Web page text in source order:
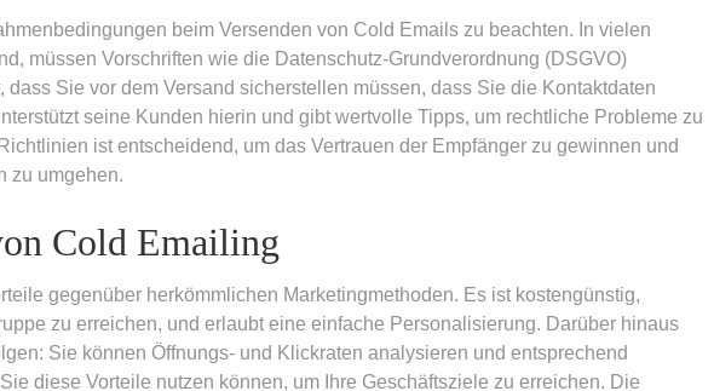
beim Versenden von Cold Emails zu beachten. In vielen
müssen Vorschriften wie die Datenschutz-Grundverordnung (DSGVO)
Sie vor dem Versand sicherstellen müssen, dass Sie die Kontaktdaten
seine Kunden hierin und gibt wertvolle Tipps, um rechtliche Probleme zu
ist entscheidend, um das Vertrauen der Empfänger zu gewinnen und
zu umgehen.
Cold Emailing
gegenüber herkömmlichen Marketingmethoden. Es ist kostengünstig,
zu erreichen, und erlaubt eine einfache Personalisierung. Darüber hinaus
Sie können Öffnungs- und Klickraten analysieren und entsprechend
diese Vorteile nutzen können, um Ihre Geschäftsziele zu erreichen. Die